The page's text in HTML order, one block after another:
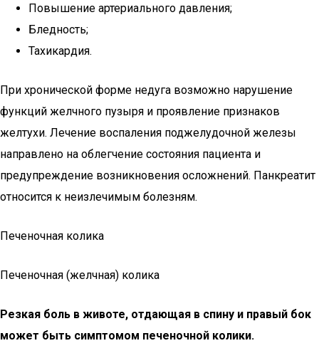
Повышение артериального давления;
Бледность;
Тахикардия.
При хронической форме недуга возможно нарушение
функций желчного пузыря и проявление признаков
желтухи. Лечение воспаления поджелудочной железы
направлено на облегчение состояния пациента и
предупреждение возникновения осложнений. Панкреатит
относится к неизлечимым болезням.
Печеночная колика
Печеночная (желчная) колика
Резкая боль в животе, отдающая в спину и правый бок
может быть симптомом печеночной колики.